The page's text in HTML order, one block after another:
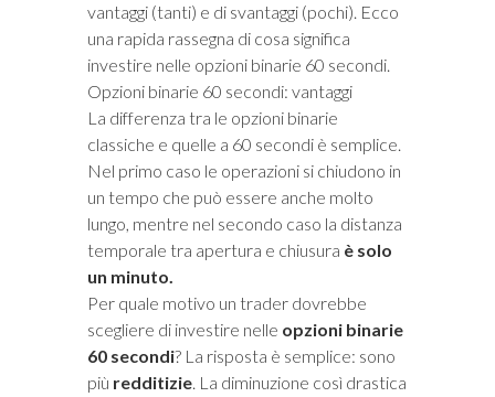
vantaggi (tanti) e di svantaggi (pochi). Ecco
una rapida rassegna di cosa significa
investire nelle opzioni binarie 60 secondi.
Opzioni binarie 60 secondi: vantaggi
La differenza tra le opzioni binarie
classiche e quelle a 60 secondi è semplice.
Nel primo caso le operazioni si chiudono in
un tempo che può essere anche molto
lungo, mentre nel secondo caso la distanza
temporale tra apertura e chiusura è solo
un minuto.
Per quale motivo un trader dovrebbe
scegliere di investire nelle opzioni binarie
60 secondi? La risposta è semplice: sono
più redditizie. La diminuzione così drastica